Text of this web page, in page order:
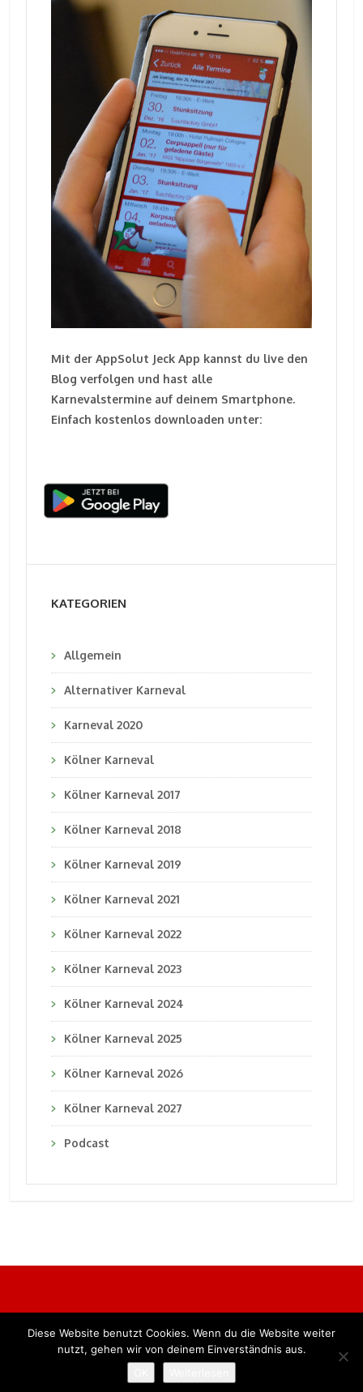
Mit der AppSolut Jeck App kannst du live den
Blog verfolgen und hast alle
Karnevalstermine auf deinem Smartphone.
Einfach kostenlos downloaden unter:
KATEGORIEN
Allgemein
Alternativer Karneval
Karneval 2020
Kölner Karneval
Kölner Karneval 2017
Kölner Karneval 2018
Kölner Karneval 2019
Kölner Karneval 2021
Kölner Karneval 2022
Kölner Karneval 2023
Kölner Karneval 2024
Kölner Karneval 2025
Kölner Karneval 2026
Kölner Karneval 2027
Podcast
Alle Rechte vorbehalten. BKB Verlag GmbH
Diese Website benutzt Cookies. Wenn du die Website weiter
nutzt, gehen wir von deinem Einverständnis aus.